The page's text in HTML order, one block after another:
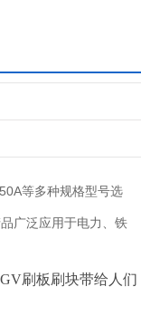
等多种规格型号选
广泛应用于电力、铁
刷板刷块带给人们